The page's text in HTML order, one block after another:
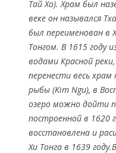
Тай Хо). Храм был
веке он назывался
был переименован в
Тонгом. В 1615 году
водами Красной
перенести весь
рыбы (Kim Ngu), в
озеро можно дойти
построенной в 1620
восстановлена и
Хи Тонга в 1639